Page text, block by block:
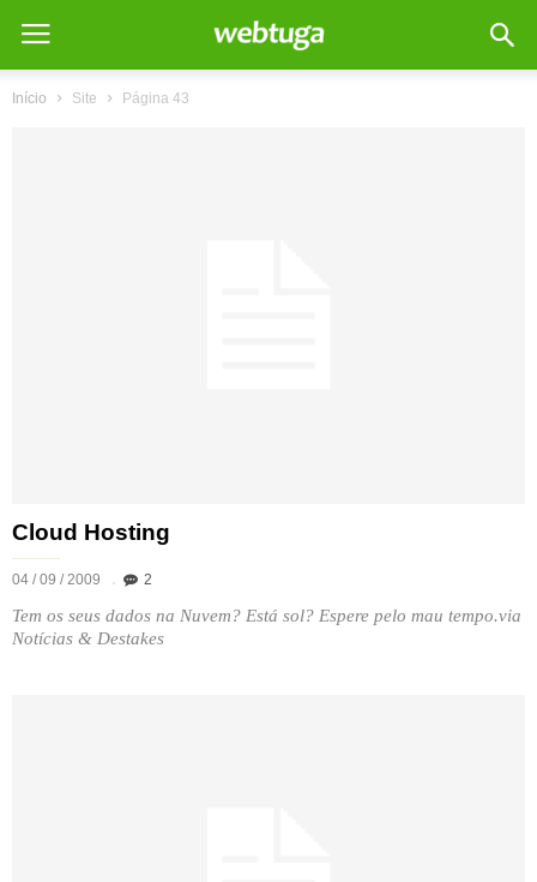
Início Site Página 43
Cloud Hosting
04 / 09 / 2009 2
Tem os seus dados na Nuvem? Está sol? Espere pelo mau tempo.via
Notícias & Destakes